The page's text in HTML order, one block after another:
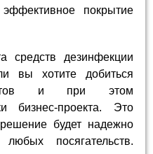
покрытие
средств дезинфекции
вы хотите добиться
и при этом
бизнес-проекта. Это
будет надежно
посягательств.